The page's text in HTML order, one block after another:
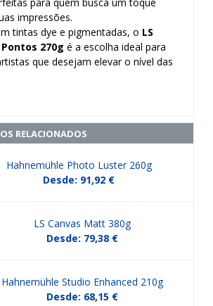
impressões.
tintas dye e pigmentadas, o LS
270g é a escolha ideal para
que desejam elevar o nível das
RELACIONADOS
Hahnemühle Photo Luster 260g
Desde: 91,92 €
LS Canvas Matt 380g
Desde: 79,38 €
Hahnemühle Studio Enhanced 210g
Desde: 68,15 €